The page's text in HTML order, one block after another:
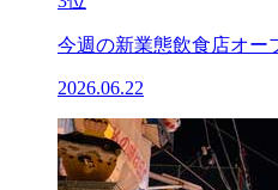
今週の新業態飲食店オー
2026.06.22